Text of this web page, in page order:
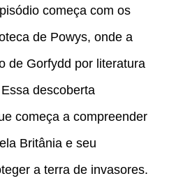
começa com os
de Powys, onde a
de Gorfydd por literatura
descoberta
começa a compreender
Britânia e seu
a terra de invasores.